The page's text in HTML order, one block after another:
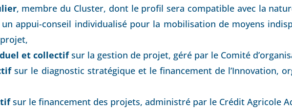
, membre du Cluster, dont le profil sera compatible avec la
appui-conseil individualisé pour la mobilisation de moyens
et collectifsur la gestion de projet, géré par le Comité
sur le diagnostic stratégique et le financement de l’Innovation,
sur le financement des projets, administré par le Crédit Agricole